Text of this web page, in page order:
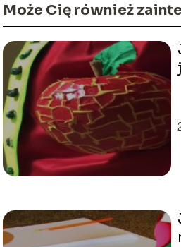
Może Cię również